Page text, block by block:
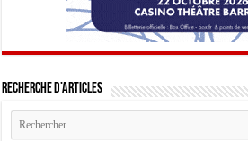
Recherche d’articles